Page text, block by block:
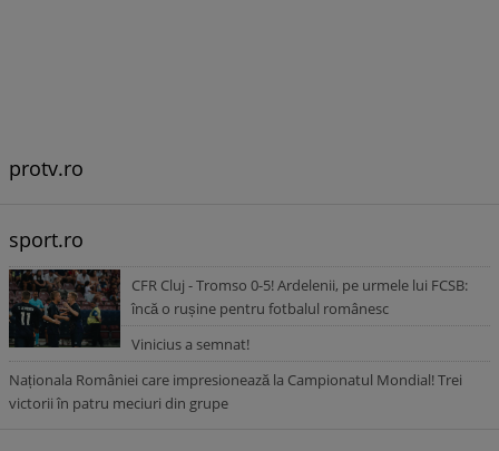
protv.ro
sport.ro
CFR Cluj - Tromso 0-5! Ardelenii, pe urmele lui FCSB:
încă o rușine pentru fotbalul românesc
Vinicius a semnat!
Naționala României care impresionează la Campionatul Mondial! Trei
victorii în patru meciuri din grupe